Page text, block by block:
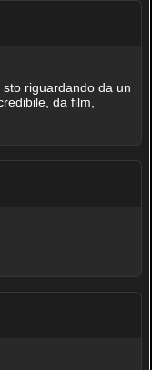
riguardando da un
da film,